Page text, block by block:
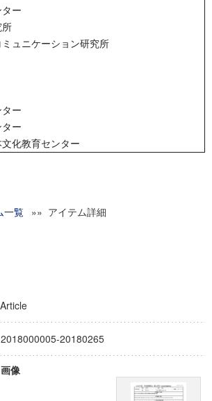
ター
所
ミュニケーション研究所
ー
ー
化教育センター
ーチインスティテュート
金研究成果報告書
ーディングプログラム「超成熟社会発展のサ
一覧 »» アイテム詳細
Article
2018000005-20180265
画像